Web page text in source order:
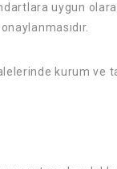
uygun
kurum ve